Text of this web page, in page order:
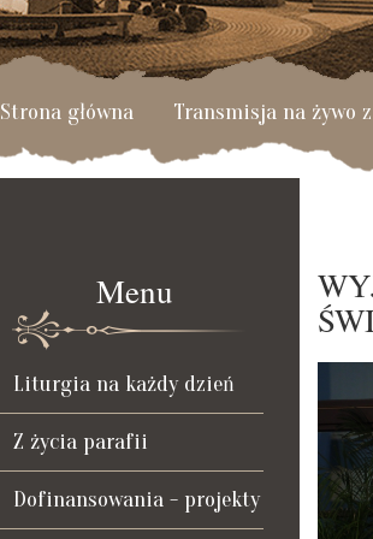
Strona główna Transmisja na żywo z
Menu
Liturgia na każdy dzień
Z życia parafii
Dofinansowania - projekty